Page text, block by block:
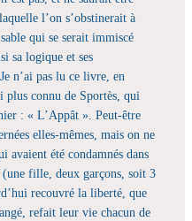
l’on s’obstinerait à
qui se serait immiscé
sa logique et ses
n’ai pas lu ce livre, en
plus connu de Sportès, qui
: « L’Appât ». Peut-être
elles-mêmes, mais on ne
avaient été condamnés dans
(une fille, deux garçons, soit 3
recouvré la liberté, que
refait leur vie chacun de